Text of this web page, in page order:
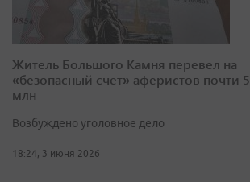
Житель Большого Камня перевел на
«безопасный счет» аферистов почти 5
млн
Возбуждено уголовное дело
18:24, 3 июня 2026